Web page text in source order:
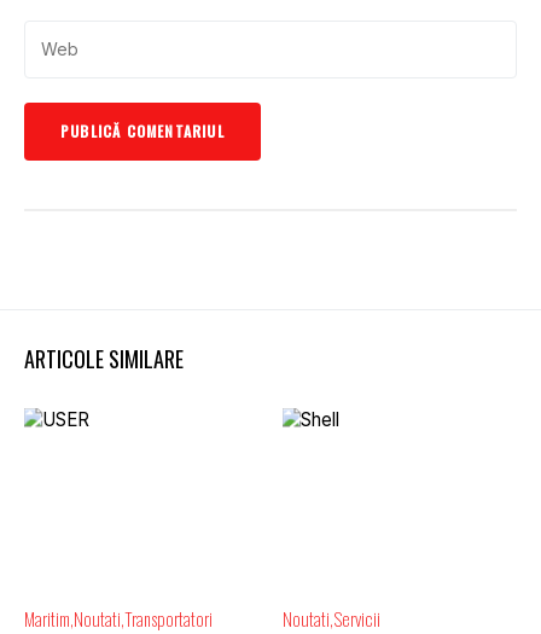
ARTICOLE SIMILARE
Maritim NoutatiTransportatori Noutati Servicii